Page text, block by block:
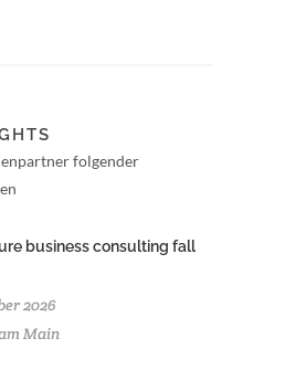
folgender
business consulting fall
2026
Main